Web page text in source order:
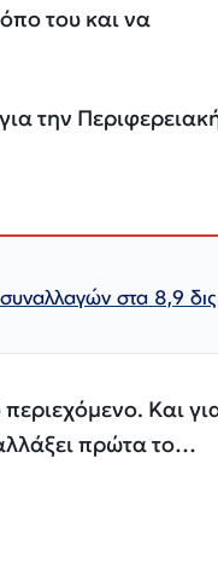
του και να
την
συναλλαγών στα 8,9
Και
πρώτα το…